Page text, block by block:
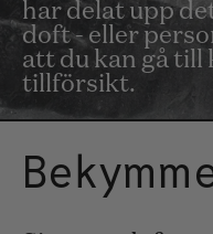
har delat upp
doft - eller
att du kan gå till
tillförsikt.